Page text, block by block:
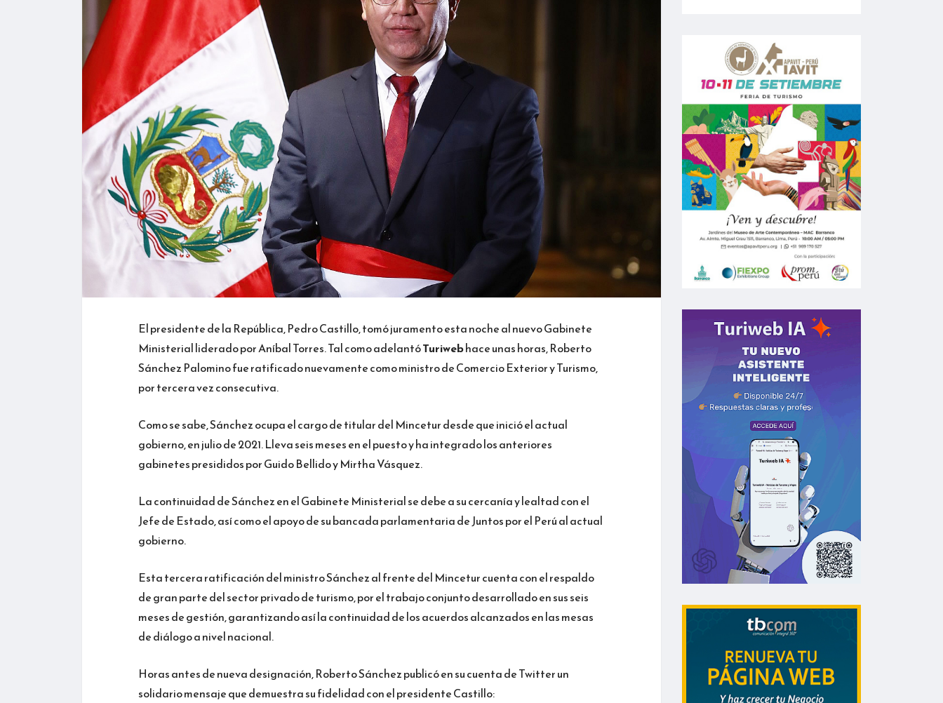
El presidente de la República, Pedro Castillo, tomó juramento esta noche al nuevo Gabinete
Ministerial liderado por Aníbal Torres. Tal como adelantóTuriwebhace unas horas, Roberto
Sánchez Palomino fue ratificado nuevamente como ministro de Comercio Exterior y Turismo,
por tercera vez consecutiva.
Como se sabe, Sánchez ocupa el cargo de titular del Mincetur desde que inició el actual
gobierno, en julio de 2021. Lleva seis meses en el puesto y ha integrado los anteriores
gabinetes presididos por Guido Bellido y Mirtha Vásquez.
La continuidad de Sánchez en el Gabinete Ministerial se debe a su cercanía y lealtad con el
Jefe de Estado, así como el apoyo de su bancada parlamentaria de Juntos por el Perú al actual
gobierno.
Esta tercera ratificación del ministro Sánchez al frente del Mincetur cuenta con el respaldo
de gran parte del sector privado de turismo, por el trabajo conjunto desarrollado en sus seis
meses de gestión, garantizando así la continuidad de los acuerdos alcanzados en las mesas
de diálogo a nivel nacional.
Horas antes de nueva designación, Roberto Sánchez publicó en su cuenta de Twitter un
solidario mensaje que demuestra su fidelidad con el presidente Castillo: